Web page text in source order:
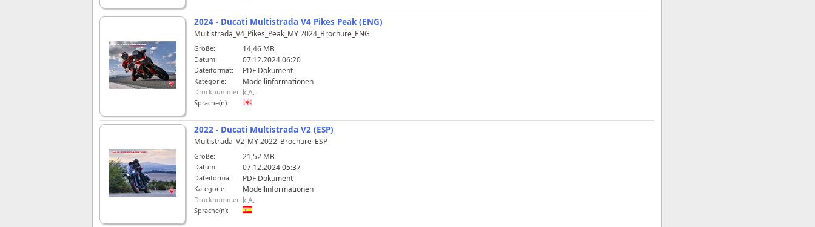
2024 - Ducati Multistrada V4 Pikes Peak (ENG)
Multistrada_V4_Pikes_Peak_MY 2024_Brochure_ENG
Größe: 14,46 MB
Datum: 07.12.2024 06:20
Dateiformat: PDF Dokument
Kategorie: Modellinformationen
Drucknummer: k.A.
Sprache(n):
2022 - Ducati Multistrada V2 (ESP)
Multistrada_V2_MY 2022_Brochure_ESP
Größe: 21,52 MB
Datum: 07.12.2024 05:37
Dateiformat: PDF Dokument
Kategorie: Modellinformationen
Drucknummer: k.A.
Sprache(n):